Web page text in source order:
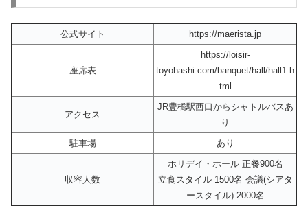
公式サイト https://maerista.jp
座席表
https://loisir-
toyohashi.com/banquet/hall/hall1.h
tml
アクセス
JR豊橋駅西口からシャトルバスあ
り
駐車場
あり
収容人数
ホリデイ・ホール 正餐900名
立食スタイル 1500名 会議(シアタ
ースタイル) 2000名